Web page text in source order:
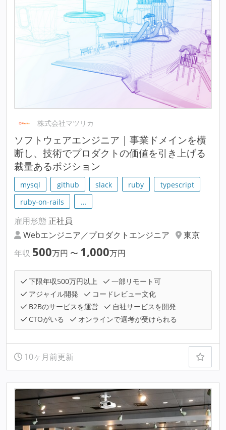
株式会社マツリカ
ソフトウェアエンジニア | 事業ドメインを横
断し、技術でプロダクトの価値を引き上げる
裁量あるポジション
mysql github slack ruby
typescript
ruby-on-rails
…
雇用形態 正社員
Webエンジニア／プロダクトエンジニア
東京
年収 500万円 〜 1,000万円
下限年収500万円以上
一部リモート可
アジャイル開発
コードレビュー文化
B2Bのサービスを運営
自社サービスを開発
CTOがいる
オンラインで選考が受けられる
10ヶ月前更新